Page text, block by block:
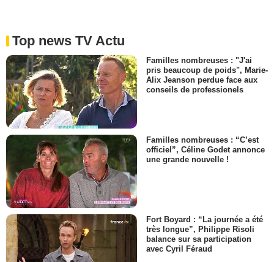
Top news TV Actu
Familles nombreuses : "J'ai
pris beaucoup de poids", Marie-
Alix Jeanson perdue face aux
conseils de professionels
Familles nombreuses : “C’est
officiel”, Céline Godet annonce
une grande nouvelle !
Fort Boyard : “La journée a été
très longue”, Philippe Risoli
balance sur sa participation
avec Cyril Féraud